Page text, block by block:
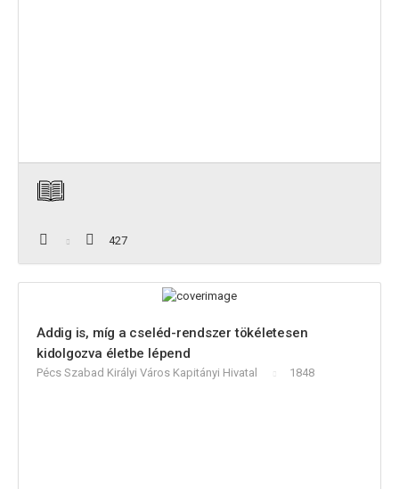
427
Addig is, míg a cseléd-rendszer tökéletesen
kidolgozva életbe lépend
Pécs Szabad Királyi Város Kapitányi Hivatal 1848